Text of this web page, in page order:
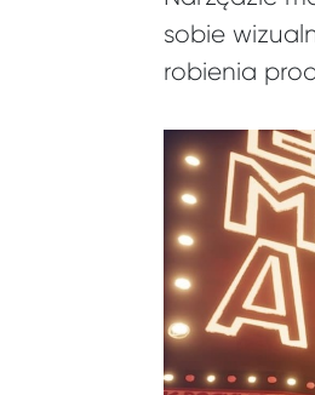
sobie
robienia